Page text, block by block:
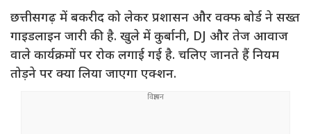
छत्तीसगढ़ में बकरीद को लेकर प्रशासन और वक्फ बोर्ड ने सख्त
गाइडलाइन जारी की है. खुले में कुर्बानी, DJ और तेज आवाज
वाले कार्यक्रमों पर रोक लगाई गई है. चलिए जानते हैं नियम
तोड़ने पर क्या लिया जाएगा एक्शन.